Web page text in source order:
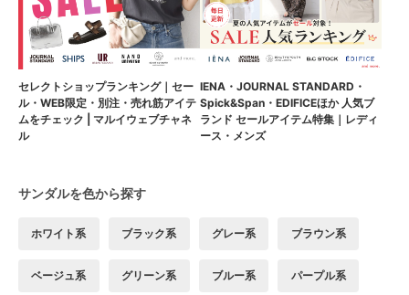
セレクトショップランキング｜セー
ル・WEB限定・別注・売れ筋アイテ
ムをチェック | マルイウェブチャネ
ル
IENA・JOURNAL STANDARD・
Spick&Span・EDIFICEほか 人気ブ
ランド セールアイテム特集｜レディ
ース・メンズ
サンダルを色から探す
ホワイト系 ブラック系 グレー系 ブラウン系
ベージュ系 グリーン系 ブルー系 パープル系